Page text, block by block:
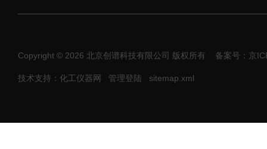
Copyright © 2026 北京创谱科技有限公司 版权所有 备案号：京
技术支持：化工仪器网 管理登陆 sitemap.xml